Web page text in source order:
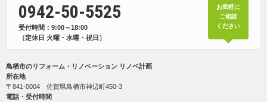
0942-50-5525
受付時間：9:00～18:00
（定休日 火曜・水曜・祝日）
お気軽に
ご相談
ください
鳥栖市のリフォーム・リノベーション リノベ計画
所在地
〒841-0004 佐賀県鳥栖市神辺町450-3
電話・受付時間